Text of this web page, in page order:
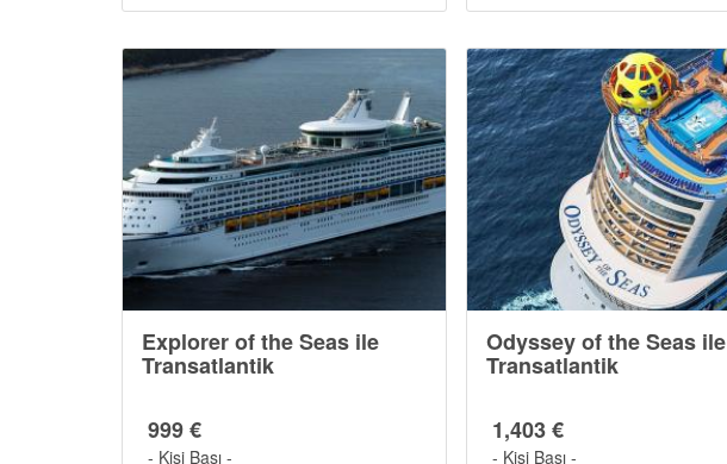
Explorer of the Seas ile
Transatlantik
999 €
- Kişi Başı -
Odyssey of the Seas ile
Transatlantik
1,403 €
- Kişi Başı -